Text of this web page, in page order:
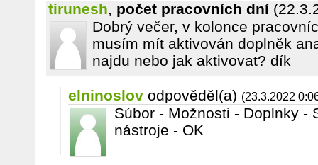
tirunesh, počet pracovních dní
Dobrý večer, v kolonce
musím mít aktivován doplněk
najdu nebo jak aktivovat? dík
elninoslov odpověděl(a) (23.3.2022
Súbor - Možnosti - Doplnky -
nástroje - OK